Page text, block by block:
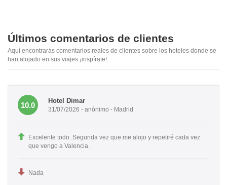
Últimos comentarios de clientes
Aquí encontrarás comentarios reales de clientes sobre los hoteles donde se
han alojado en sus viajes ¡inspírate!
10.0
Hotel Dimar
31/07/2026 - anónimo - Madrid
Excelente todo. Segunda vez que me alojo y repetiré cada vez
que vengo a Valencia.
Nada